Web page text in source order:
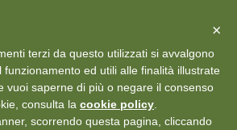
info@aceper.it Statuto
dati personali ×
terzi da questo utilizzati si avvalgono
funzionamento ed utili alle finalità illustrate
vuoi saperne di più o negare il consenso
consulta la cookie policy
scorrendo questa pagina, cliccando